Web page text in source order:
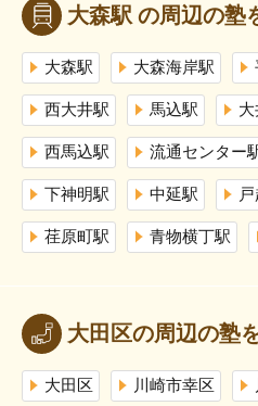
大森駅 の周辺の塾
大森駅 大森海岸駅
西大井駅 馬込駅
西馬込駅 流通センター
下神明駅 中延駅
荏原町駅 青物横丁駅
大田区の周辺の塾
大田区 川崎市幸区